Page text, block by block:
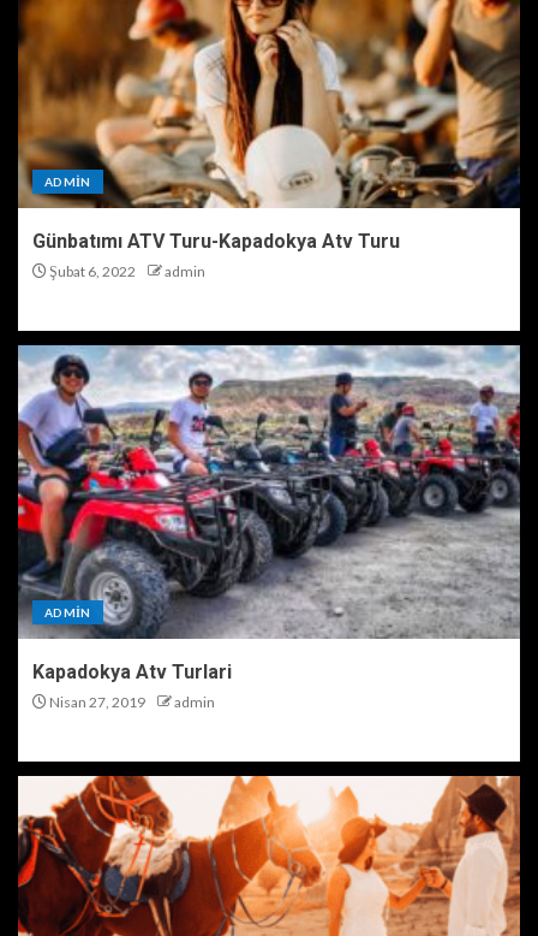
ADMIN
Günbatımı ATV Turu-Kapadokya Atv Turu
Şubat 6, 2022 admin
ADMIN
Kapadokya Atv Turlari
Nisan 27, 2019 admin